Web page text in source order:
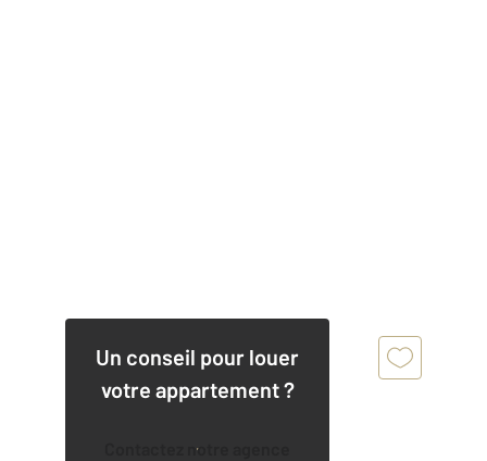
Un conseil pour louer
votre appartement ?
Contactez notre agence